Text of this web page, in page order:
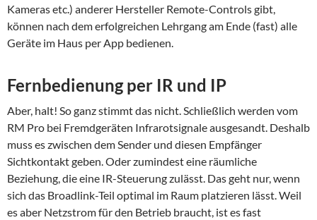
Kameras etc.) anderer Hersteller Remote-Controls gibt,
können nach dem erfolgreichen Lehrgang am Ende (fast) alle
Geräte im Haus per App bedienen.
Fernbedienung per IR und IP
Aber, halt! So ganz stimmt das nicht. Schließlich werden vom
RM Pro bei Fremdgeräten Infrarotsignale ausgesandt. Deshalb
muss es zwischen dem Sender und diesen Empfänger
Sichtkontakt geben. Oder zumindest eine räumliche
Beziehung, die eine IR-Steuerung zulässt. Das geht nur, wenn
sich das Broadlink-Teil optimal im Raum platzieren lässt. Weil
es aber Netzstrom für den Betrieb braucht, ist es fast